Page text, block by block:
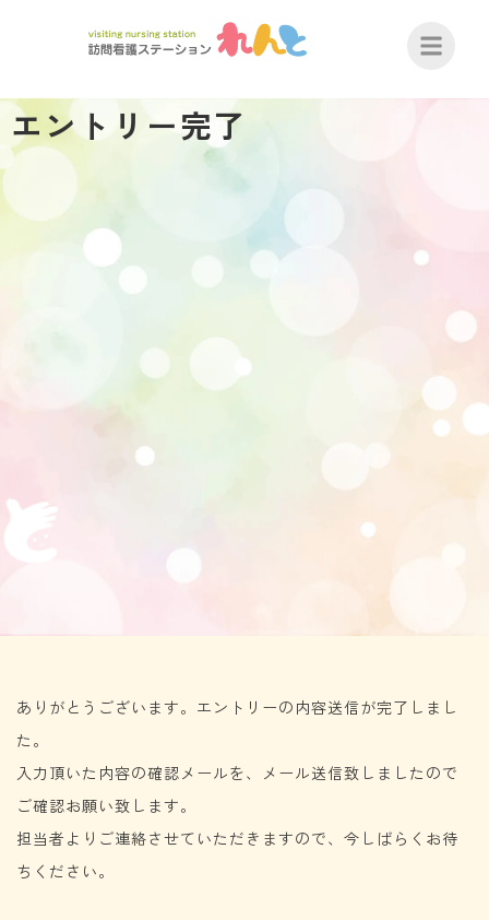
エントリー完了
ありがとうございます。エントリーの内容送信が完了しまし
た。
入力頂いた内容の確認メールを、メール送信致しましたので
ご確認お願い致します。
担当者よりご連絡させていただきますので、今しばらくお待
ちください。